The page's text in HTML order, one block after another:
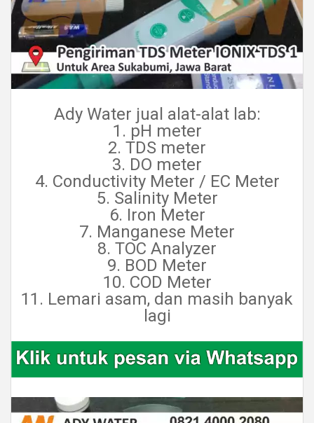
Ady Water jual alat-alat lab:
1. pH meter
2. TDS meter
3. DO meter
4. Conductivity Meter / EC Meter
5. Salinity Meter
6. Iron Meter
7. Manganese Meter
8. TOC Analyzer
9. BOD Meter
10. COD Meter
11. Lemari asam, dan masih banyak
lagi